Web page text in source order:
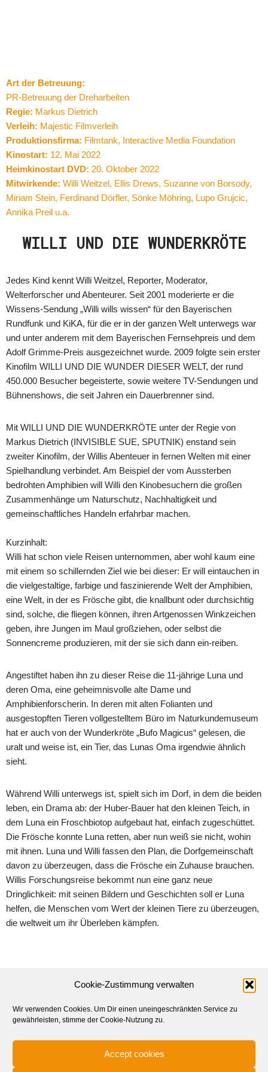
Cookie-Zustimmung verwalten
Wir verwenden Cookies. Um Dir einen uneingeschränkten Service zu
gewährleisten, stimme der Cookie-Nutzung zu.
Accept cookies
Art der Betreuung:
PR-Betreuung der Dreharbeiten
Regie: Markus Dietrich
Verleih: Majestic Filmverleih
Produktionsfirma: Filmtank, Interactive Media Foundation
Kinostart: 12. Mai 2022
Heimkinostart DVD: 20. Oktober 2022
Mitwirkende: Willi Weitzel, Ellis Drews, Suzanne von Borsody,
Miriam Stein, Ferdinand Dörfler, Sönke Möhring, Lupo Grujcic,
Annika Preil u.a.
WILLI UND DIE WUNDERKRÖTE
Jedes Kind kennt Willi Weitzel, Reporter, Moderator,
Welterforscher und Abenteurer. Seit 2001 moderierte er die
Wissens-Sendung „Willi wills wissen“ für den Bayerischen
Rundfunk und KiKA, für die er in der ganzen Welt unterwegs war
und unter anderem mit dem Bayerischen Fernsehpreis und dem
Adolf Grimme-Preis ausgezeichnet wurde. 2009 folgte sein erster
Kinofilm WILLI UND DIE WUNDER DIESER WELT, der rund
450.000 Besucher begeisterte, sowie weitere TV-Sendungen und
Bühnenshows, die seit Jahren ein Dauerbrenner sind.
Mit WILLI UND DIE WUNDERKRÖTE unter der Regie von
Markus Dietrich (INVISIBLE SUE, SPUTNIK) enstand sein
zweiter Kinofilm, der Willis Abenteuer in fernen Welten mit einer
Spielhandlung verbindet. Am Beispiel der vom Aussterben
bedrohten Amphibien will Willi den Kinobesuchern die großen
Zusammenhänge um Naturschutz, Nachhaltigkeit und
gemeinschaftliches Handeln erfahrbar machen.
Kurzinhalt:
Willi hat schon viele Reisen unternommen, aber wohl kaum eine
mit einem so schillernden Ziel wie bei dieser: Er will eintauchen in
die vielgestaltige, farbige und faszinierende Welt der Amphibien,
eine Welt, in der es Frösche gibt, die knallbunt oder durchsichtig
sind, solche, die fliegen können, ihren Artgenossen Winkzeichen
geben, ihre Jungen im Maul großziehen, oder selbst die
Sonnencreme produzieren, mit der sie sich dann ein-reiben.
Angestiftet haben ihn zu dieser Reise die 11-jährige Luna und
deren Oma, eine geheimnisvolle alte Dame und
Amphibienforscherin. In deren mit alten Folianten und
ausgestopften Tieren vollgestelltem Büro im Naturkundemuseum
hat er auch von der Wunderkröte „Bufo Magicus“ gelesen, die
uralt und weise ist, ein Tier, das Lunas Oma irgendwie ähnlich
sieht.
Während Willi unterwegs ist, spielt sich im Dorf, in dem die beiden
leben, ein Drama ab: der Huber-Bauer hat den kleinen Teich, in
dem Luna ein Froschbiotop aufgebaut hat, einfach zugeschüttet.
Die Frösche konnte Luna retten, aber nun weiß sie nicht, wohin
mit ihnen. Luna und Willi fassen den Plan, die Dorfgemeinschaft
davon zu überzeugen, dass die Frösche ein Zuhause brauchen.
Willis Forschungsreise bekommt nun eine ganz neue
Dringlichkeit: mit seinen Bildern und Geschichten soll er Luna
helfen, die Menschen vom Wert der kleinen Tiere zu überzeugen,
die weltweit um ihr Überleben kämpfen.